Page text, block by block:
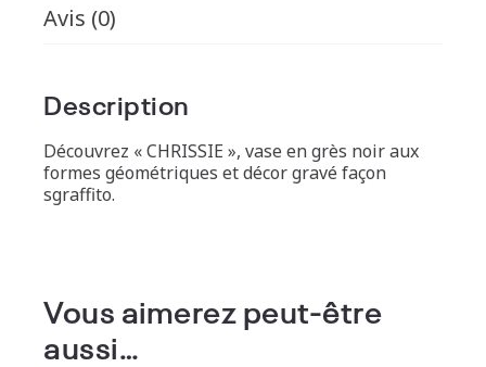
Avis (0)
Description
Découvrez « CHRISSIE », vase en grès noir aux
formes géométriques et décor gravé façon
sgraffito.
Vous aimerez peut-être
aussi…